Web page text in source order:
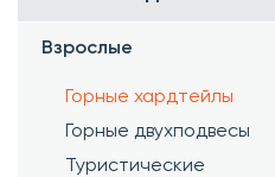
Взрослые
Горные хардтейлы
Горные двухподвесы
Туристические